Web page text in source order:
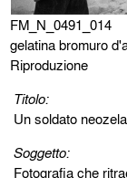
FM_N_0491_014
gelatina bromuro
Riproduzione
Titolo:
Un soldato
Soggetto:
Fotografia che